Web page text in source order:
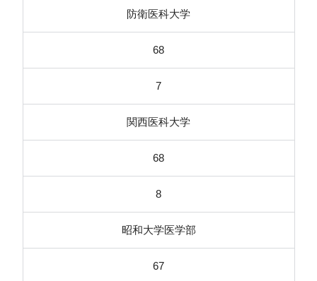
防衛医科大学
68
7
関西医科大学
68
8
昭和大学医学部
67